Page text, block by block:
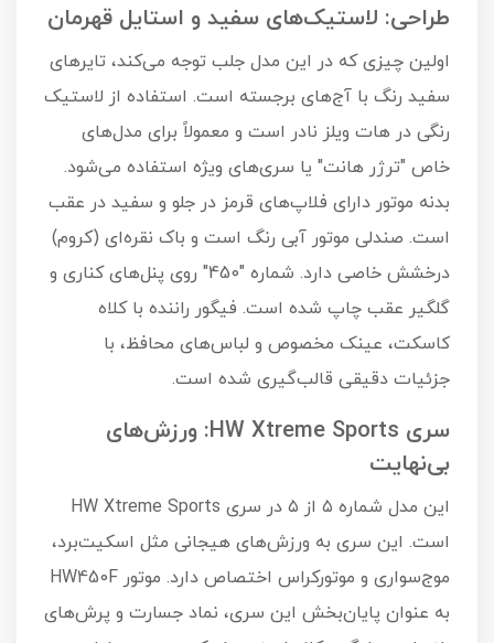
طراحی: لاستیک‌های سفید و استایل قهرمان
اولین چیزی که در این مدل جلب توجه می‌کند، تایرهای
سفید رنگ با آج‌های برجسته است. استفاده از لاستیک
رنگی در هات ویلز نادر است و معمولاً برای مدل‌های
خاص "ترژر هانت" یا سری‌های ویژه استفاده می‌شود.
بدنه موتور دارای فلاپ‌های قرمز در جلو و سفید در عقب
است. صندلی موتور آبی رنگ است و باک نقره‌ای (کروم)
درخشش خاصی دارد. شماره "450" روی پنل‌های کناری و
گلگیر عقب چاپ شده است. فیگور راننده با کلاه
کاسکت، عینک مخصوص و لباس‌های محافظ، با
جزئیات دقیقی قالب‌گیری شده است.
سری HW Xtreme Sports: ورزش‌های
بی‌نهایت
این مدل شماره ۵ از ۵ در سری HW Xtreme Sports
است. این سری به ورزش‌های هیجانی مثل اسکیت‌برد،
موج‌سواری و موتورکراس اختصاص دارد. موتور HW450F
به عنوان پایان‌بخش این سری، نماد جسارت و پرش‌های